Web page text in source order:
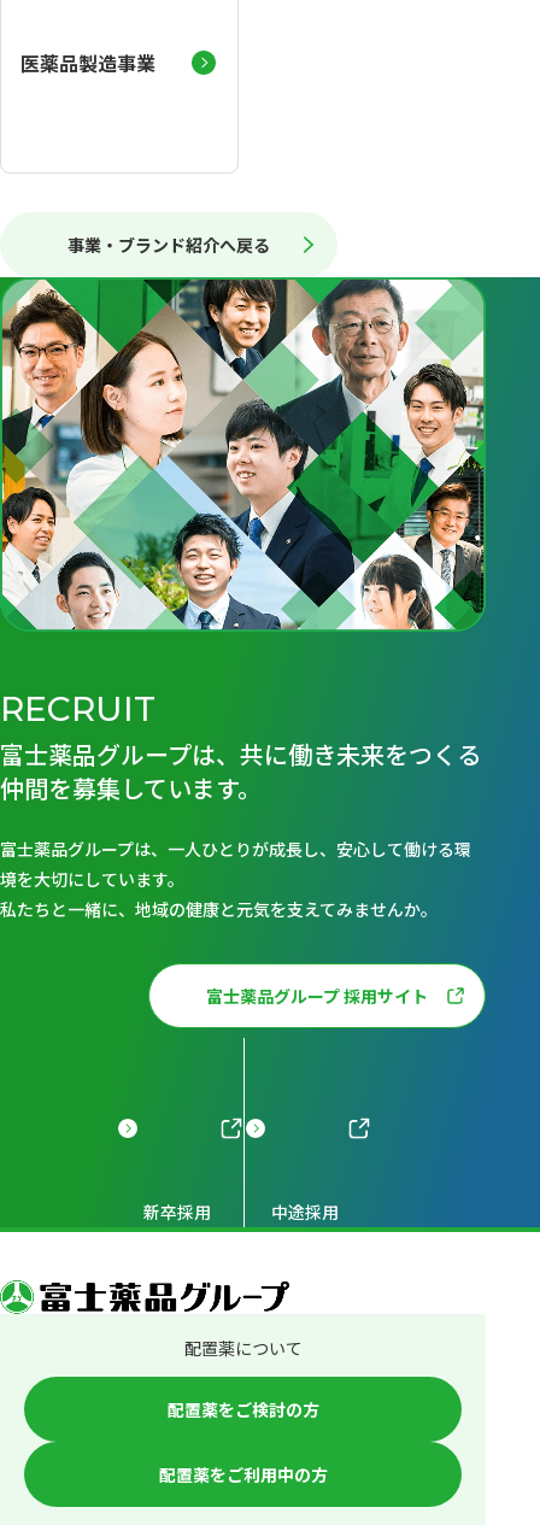
医薬品製造事業
事業・ブランド紹介へ戻る
RECRUIT
富士薬品グループは、共に働き未来をつくる
仲間を募集しています。
富士薬品グループは、一人ひとりが成長し、安心して働ける環
境を大切にしています。
私たちと一緒に、地域の健康と元気を支えてみませんか。
富士薬品グループ 採用サイト
新卒採用 中途採用
配置薬について
配置薬をご検討の方
配置薬をご利用中の方